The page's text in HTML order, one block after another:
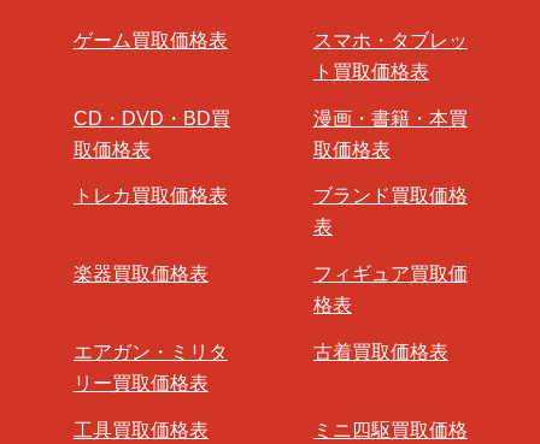
ゲーム買取価格表
スマホ・タブレッ
ト買取価格表
CD・DVD・BD買
取価格表
漫画・書籍・本買
取価格表
トレカ買取価格表
ブランド買取価格
表
楽器買取価格表
フィギュア買取価
格表
エアガン・ミリタ
リー買取価格表
古着買取価格表
工具買取価格表
ミニ四駆買取価格